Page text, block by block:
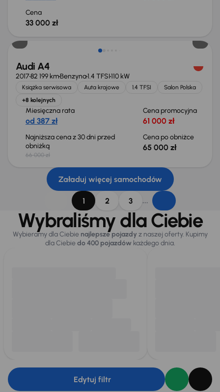
Cena
33 000 zł
Audi A4
201782 199 kmBenzyna1.4 TFSI110 kW
Książka serwisowa Auta krajowe 1.4 TFSI
Salon Polska
+8 kolejnych
Miesięczna rata
od 387 zł
Cena promocyjna
61 000 zł
Najniższa cena z 30 dni przed
obniżką
66 000 zł
Cena po obniżce
65 000 zł
Załaduj więcej samochodów
1 2 3 ...
Wybraliśmy dla Ciebie
Wybieramy dla Ciebie najlepsze pojazdy z naszej oferty. Kupimy
dla Ciebiedo 400 pojazdówkażdego dnia.
Edytuj filtr